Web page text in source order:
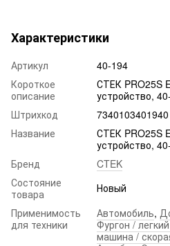
Характеристики
Артикул
40-194
Короткое
описание
СТЕК PRO25S
устройство,
Штрихкод
7340103401940
Название
СТЕК PRO25S
устройство,
Бренд
CTEK
Состояние
товара
Новый
Применимость
для техники
Автомобиль,
Фургон /
машина /